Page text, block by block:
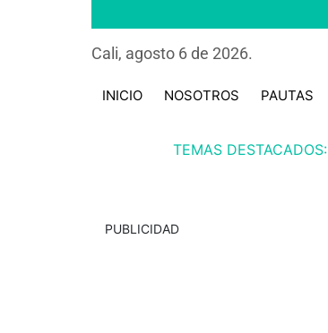
Cali, agosto 6 de 2026.
INICIO NOSOTROS PAUTAS
TEMAS DESTACADOS:
PUBLICIDAD